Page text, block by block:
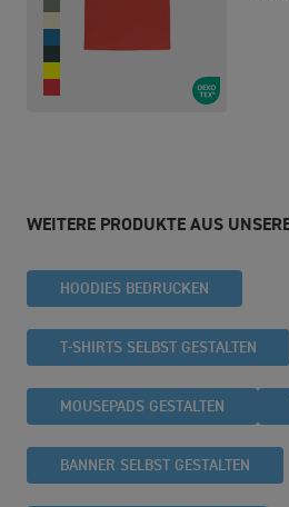
WEITERE PRODUKTE AUS
HOODIES BEDRUCKEN
T-SHIRTS SELBST GESTALTEN
MOUSEPADS GESTALTEN
BANNER SELBST GESTALTEN